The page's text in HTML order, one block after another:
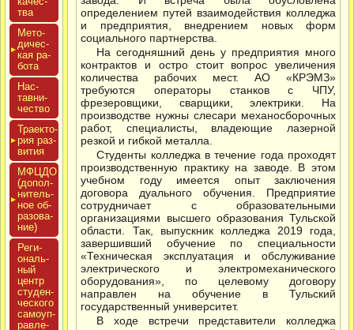
тва
Мето­
дичес­
кая ра­
бота
Нас­
тавни­
чес­тво
Тра­ек­то­
рия раз­
ви­тия
МФЦДО
(до­пол­
ни­тель­
ное об­
ра­зова­
ние)
Реги­
ональ­
ный
центр
сту­ден­
ческо­го
са­мо­уп­
равле­
определением путей взаимодействия колледжа
и предприятия, внедрением новых форм
социального партнерства.
На сегодняшний день у предприятия много
контрактов и остро стоит вопрос увеличения
количества рабочих мест. АО «КРЭМЗ»
требуются операторы станков с ЧПУ,
фрезеровщики, сварщики, электрики. На
производстве нужны слесари механосборочных
работ, специалисты, владеющие лазерной
резкой и гибкой металла.
Студенты колледжа в течение года проходят
производственную практику на заводе. В этом
учебном году имеется опыт заключения
договора дуального обучения. Предприятие
сотрудничает с образовательными
организациями высшего образования Тульской
области. Так, выпускник колледжа 2019 года,
завершивший обучение по специальности
«Техническая эксплуатация и обслуживание
электрического и электромеханического
оборудования», по целевому договору
направлен на обучение в Тульский
государственный университет.
В ходе встречи представители колледжа